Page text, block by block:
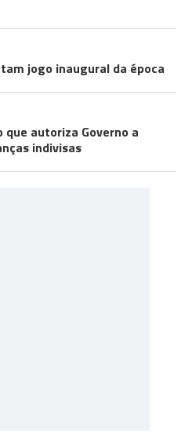
jogo inaugural da época
autoriza Governo a
indivisas